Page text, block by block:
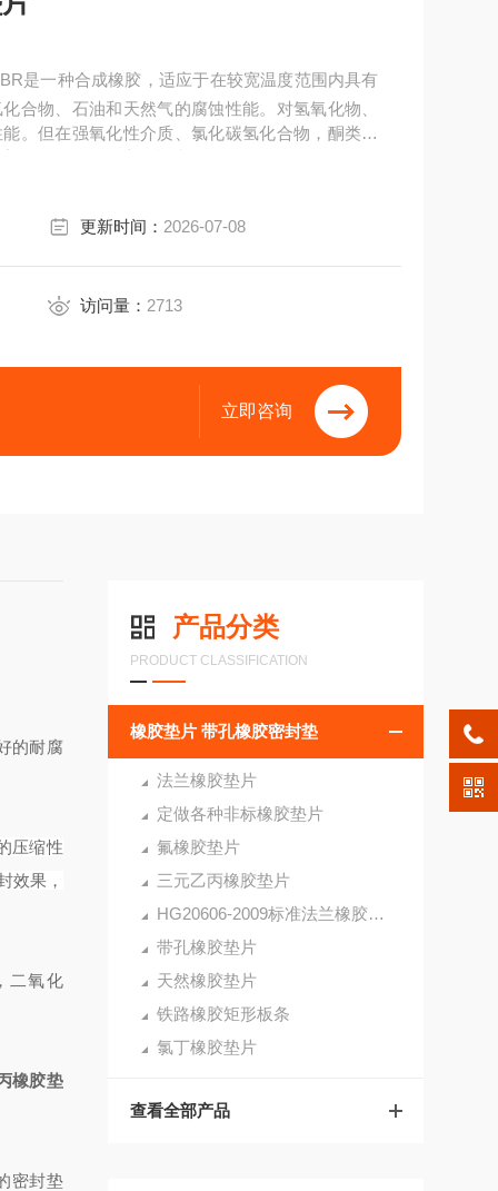
是一种合成橡胶，适应于在较宽温度范围内具有
合物、石油和天然气的腐蚀性能。对氢氧化物、
。但在强氧化性介质、氯化碳氢化合物，酮类和
更新时间： 2026-07-08
访问量： 2713
立即咨询
产品分类
PRODUCT CLASSIFICATION
橡胶垫片 带孔橡胶密封垫
法兰橡胶垫片
定做各种非标橡胶垫片
氟橡胶垫片
三元乙丙橡胶垫片
HG20606-2009标准法兰橡胶垫片
带孔橡胶垫片
天然橡胶垫片
铁路橡胶矩形板条
氯丁橡胶垫片
查看全部产品
的耐腐
压缩性
效果，
二氧化
橡胶垫
密封垫